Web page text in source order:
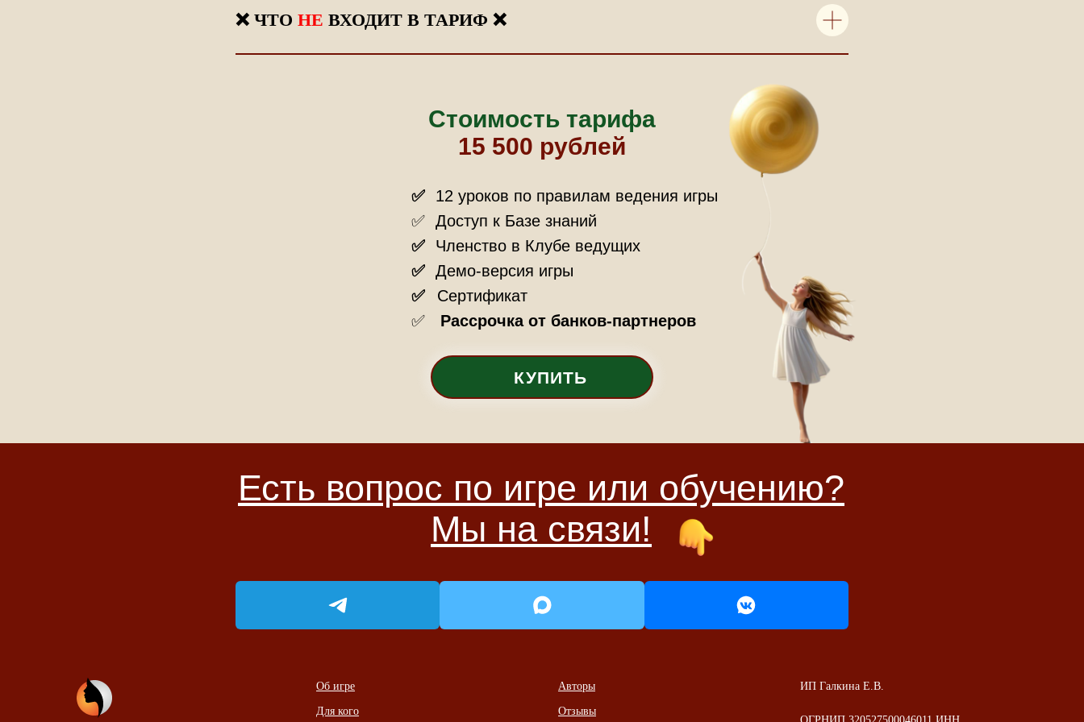
❌ ЧТО НЕ ВХОДИТ В ТАРИФ ❌
Стоимость тарифа
15 500 рублей
12 уроков по правилам ведения игры
Доступ к Базе знаний
КУПИТЬ
Членство в Клубе ведущих
Демо-версия игры
Сертификат
Рассрочка от банков-партнеров
✅
✅
✅
✅
✅
✅
Есть вопрос по игре или обучению?
Мы на связи!
Об игре
Для кого
Авторы
Отзывы
ИП Галкина Е.В.